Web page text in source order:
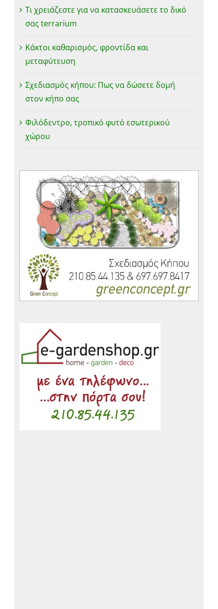
Τι χρειάζεστε για να κατασκευάσετε το δικό
σας terrarium
Κάκτοι καθαρισμός, φροντίδα και
μεταφύτευση
Σχεδιασμός κήπου: Πως να δώσετε δομή
στον κήπο σας
Φιλόδεντρο, τροπικό φυτό εσωτερικού
χώρου